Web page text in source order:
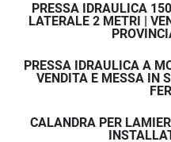
PRESSA IDRAULICA
LATERALE 2 METRI |
PRESSA IDRAULICA A
VENDITA E MESSA IN
CALANDRA PER